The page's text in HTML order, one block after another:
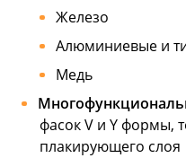
Железо
Алюминиевые и
Медь
фасок V и Y формы,
плакирующего слоя